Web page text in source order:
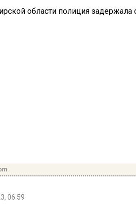
06:59